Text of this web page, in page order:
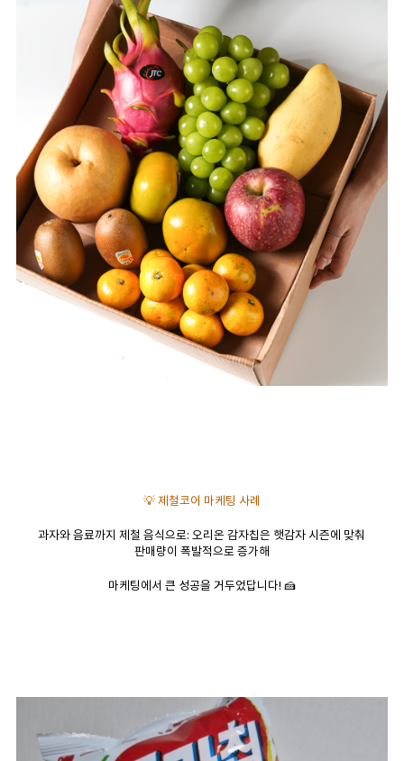
💡 제철코어 마케팅 사례
과자와 음료까지 제철 음식으로: 오리온 감자칩은 햇감자 시즌에 맞춰
판매량이 폭발적으로 증가해
마케팅에서 큰 성공을 거두었답니다! 🍰